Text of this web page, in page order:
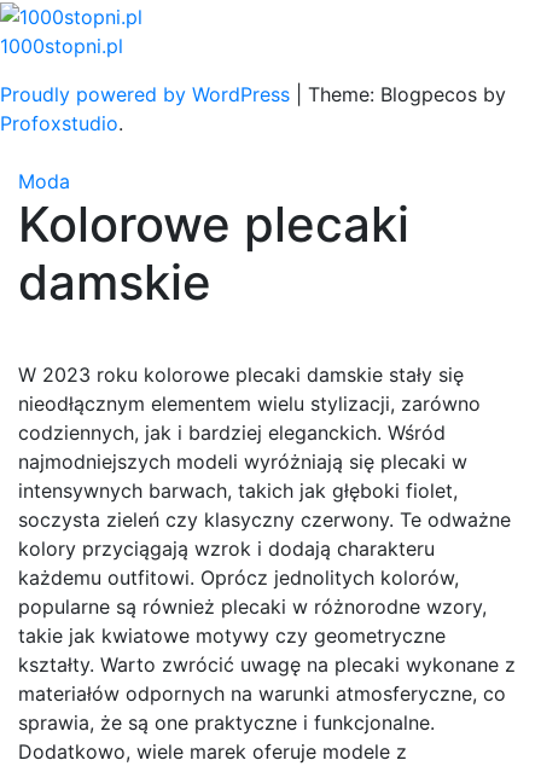
Skip
to
1000stopni.pl
Proudly powered by WordPress
Theme: Blogpecos by
Profoxstudio.
Moda
Kolorowe plecaki
damskie
W 2023 roku kolorowe plecaki damskie stały się
nieodłącznym elementem wielu stylizacji, zarówno
codziennych, jak i bardziej eleganckich. Wśród
najmodniejszych modeli wyróżniają się plecaki w
intensywnych barwach, takich jak głęboki fiolet,
soczysta zieleń czy klasyczny czerwony. Te odważne
kolory przyciągają wzrok i dodają charakteru
każdemu outfitowi. Oprócz jednolitych kolorów,
popularne są również plecaki w różnorodne wzory,
takie jak kwiatowe motywy czy geometryczne
kształty. Warto zwrócić uwagę na plecaki wykonane z
materiałów odpornych na warunki atmosferyczne, co
sprawia, że są one praktyczne i funkcjonalne.
Dodatkowo, wiele marek oferuje modele z